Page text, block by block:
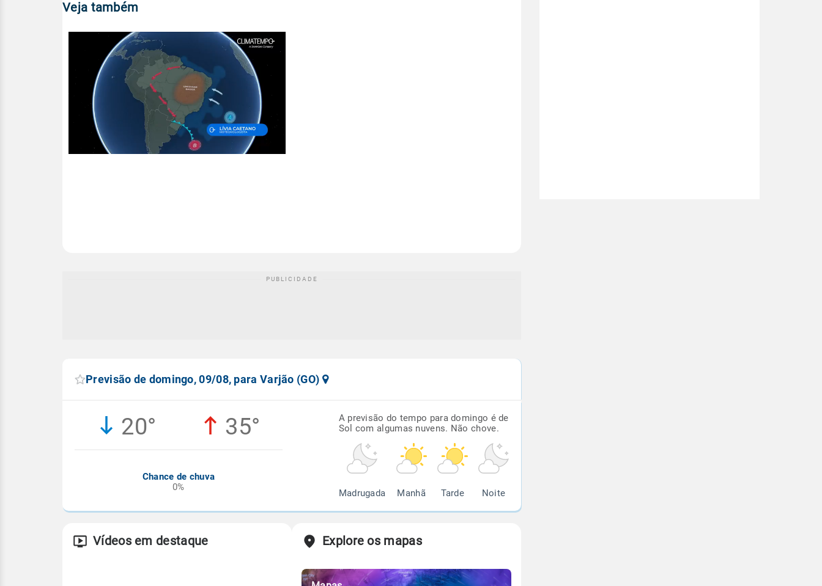
Veja também
Previsão de domingo, 09/08, para Varjão (GO)
20° 35°
Chance de chuva
0%
A previsão do tempo para domingo é de
Sol com algumas nuvens. Não chove.
Madrugada Manhã Tarde Noite
Vídeos em destaque Explore os mapas